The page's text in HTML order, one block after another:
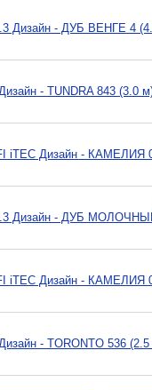
Дизайн - ДУБ ВЕНГЕ 4
- TUNDRA 843 (3.0
iTEC Дизайн - КАМЕЛИЯ
Дизайн - ДУБ
iTEC Дизайн - КАМЕЛИЯ
- TORONTO 536